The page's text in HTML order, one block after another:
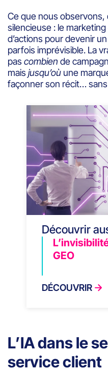
Ce que nous observons,
silencieuse : le
d’actions pour devenir
parfois imprévisible. La
pas combien de
mais jusqu’où une
façonner son récit…
Découvrir
GEO
DÉCOUVRIR
L’IA dans le
service client